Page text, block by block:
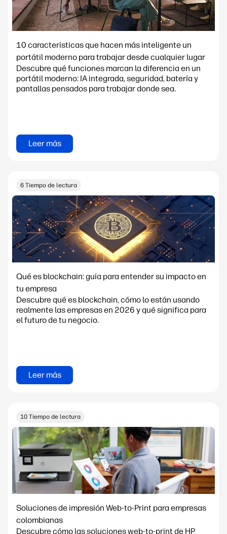
10 características que hacen más inteligente un
portátil moderno para trabajar desde cualquier lugar
Descubre qué funciones marcan la diferencia en un
portátil moderno: IA integrada, seguridad, batería y
pantallas pensados para trabajar donde sea.
Leer más
6 Tiempo de lectura
Qué es blockchain: guía para entender su impacto en
tu empresa
Descubre qué es blockchain, cómo lo están usando
realmente las empresas en 2026 y qué significa para
el futuro de tu negocio.
Leer más
10 Tiempo de lectura
Soluciones de impresión Web-to-Print para empresas
colombianas
Descubre cómo las soluciones web-to-print de HP